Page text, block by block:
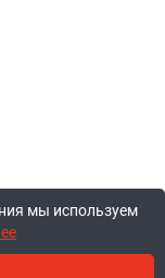
мы используем